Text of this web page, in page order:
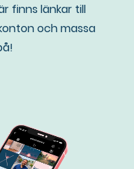
finns länkar till
och massa